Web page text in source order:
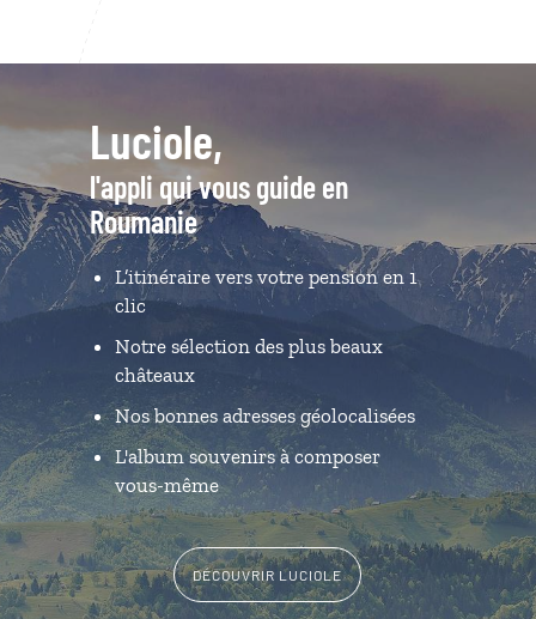
Luciole,
l'appli qui vous guide en
Roumanie
L’itinéraire vers votre pension en 1
clic
Notre sélection des plus beaux
châteaux
Nos bonnes adresses géolocalisées
L'album souvenirs à composer
vous-même
DÉCOUVRIR LUCIOLE